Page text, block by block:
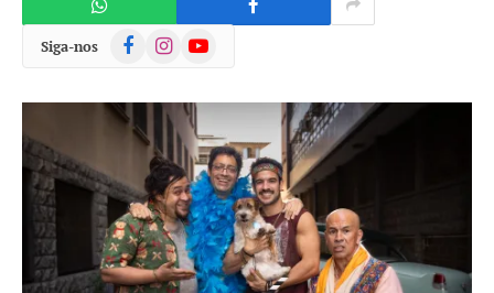
Siga-nos FacebookInstagramYouTube